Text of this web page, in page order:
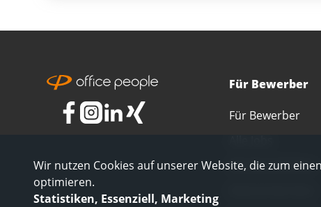
Für Bewerber
Für Bewerber
Alle Berufsfelder
Wir nutzen Cookies auf unserer Website, die zum
optimieren.
Statistiken, Essenziell, Marketing